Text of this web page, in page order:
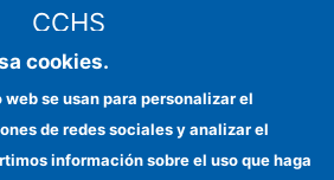
CCHS
institucional
cookies.
se usan para personalizar el
de redes sociales y analizar el
información sobre el uso que haga